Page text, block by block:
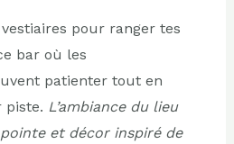
pour ranger tes
bar où les
patienter tout en
piste. L’ambiance du lieu
et décor inspiré de